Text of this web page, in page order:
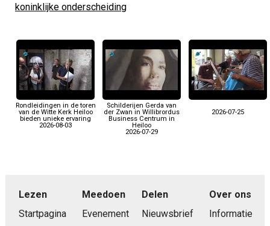
koninklijke onderscheiding
Rondleidingen in de toren
van de Witte Kerk Heiloo
bieden unieke ervaring
2026-08-03
Schilderijen Gerda van
der Zwan in Willibrordus
Business Centrum in
Heiloo
2026-07-29
2026-07-25
Lezen
Startpagina
Meedoen
Evenement
Delen
Nieuwsbrief
Over ons
Informatie